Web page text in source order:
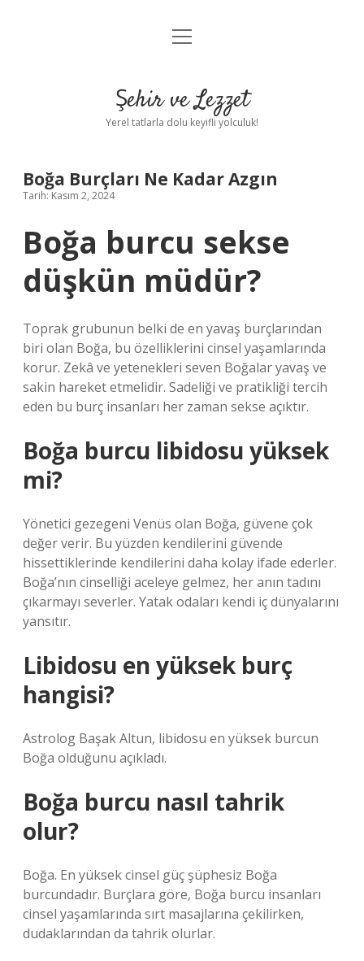
Anasayfa
Yasal Uyarı
menüyü
Şehir ve Lezzet
Yerel tatlarla dolu keyifli yolculuk!
Boğa Burçları Ne Kadar Azgın
Tarih: Kasım 2, 2024
Boğa burcu sekse
düşkün müdür?
Toprak grubunun belki de en yavaş burçlarından
biri olan Boğa, bu özelliklerini cinsel yaşamlarında
korur. Zekâ ve yetenekleri seven Boğalar yavaş ve
sakin hareket etmelidir. Sadeliği ve pratikliği tercih
eden bu burç insanları her zaman sekse açıktır.
Boğa burcu libidosu yüksek
mi?
Yönetici gezegeni Venüs olan Boğa, güvene çok
değer verir. Bu yüzden kendilerini güvende
hissettiklerinde kendilerini daha kolay ifade ederler.
Boğa’nın cinselliği aceleye gelmez, her anın tadını
çıkarmayı severler. Yatak odaları kendi iç dünyalarını
yansıtır.
Libidosu en yüksek burç
hangisi?
Astrolog Başak Altun, libidosu en yüksek burcun
Boğa olduğunu açıkladı.
Boğa burcu nasıl tahrik
olur?
Boğa. En yüksek cinsel güç şüphesiz Boğa
burcundadır. Burçlara göre, Boğa burcu insanları
cinsel yaşamlarında sırt masajlarına çekilirken,
dudaklarından da tahrik olurlar.